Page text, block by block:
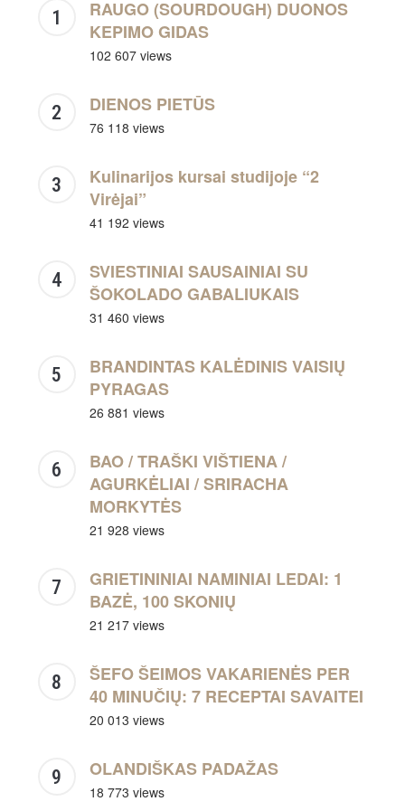
RAUGO (SOURDOUGH) DUONOS
KEPIMO GIDAS
102 607 views
DIENOS PIETŪS
76 118 views
Kulinarijos kursai studijoje “2
Virėjai”
41 192 views
SVIESTINIAI SAUSAINIAI SU
ŠOKOLADO GABALIUKAIS
31 460 views
BRANDINTAS KALĖDINIS VAISIŲ
PYRAGAS
26 881 views
BAO / TRAŠKI VIŠTIENA /
AGURKĖLIAI / SRIRACHA
MORKYTĖS
21 928 views
GRIETININIAI NAMINIAI LEDAI: 1
BAZĖ, 100 SKONIŲ
21 217 views
ŠEFO ŠEIMOS VAKARIENĖS PER
40 MINUČIŲ: 7 RECEPTAI SAVAITEI
20 013 views
OLANDIŠKAS PADAŽAS
18 773 views